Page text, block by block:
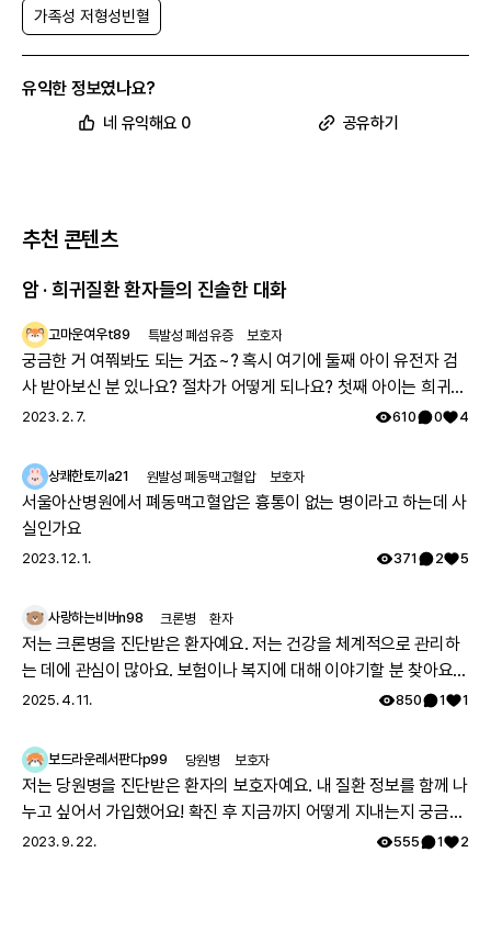
가족성 저형성빈혈
유익한 정보였나요?
네 유익해요 0 공유하기
추천 콘텐츠
암 · 희귀질환 환자들의 진솔한 대화
고마운여우t89 특발성 폐섬유증 보호자
궁금한 거 여쭤봐도 되는 거죠~? 혹시 여기에 둘째 아이 유전자 검
사 받아보신 분 있나요? 절차가 어떻게 되나요? 첫째 아이는 희귀질
환 진단받았고, 당시에 애기 아빠랑 저랑 유전자 검사했는데 돌연변
걱정스러워서리.. 다들 몇주차에 무슨 검사하셨나요? 도움 좀 주심
감사하겠습니다.
2023. 2. 7. 610 0 4
상쾌한토끼a21 원발성 폐동맥고혈압 보호자
서울아산병원에서 폐동맥고혈압은 흉통이 없는 병이라고 하는데 사
실인가요
2023. 12. 1. 371 2 5
사랑하는비버n98 크론병 환자
저는 크론병을 진단받은 환자예요. 저는 건강을 체계적으로 관리하
는 데에 관심이 많아요. 보험이나 복지에 대해 이야기할 분 찾아요
👏🏻
2025. 4. 11. 850 1 1
보드라운레서판다p99 당원병 보호자
저는 당원병을 진단받은 환자의 보호자예요. 내 질환 정보를 함께 나
누고 싶어서 가입했어요! 확진 후 지금까지 어떻게 지내는지 궁금해
요 🔍
2023. 9. 22. 555 1 2